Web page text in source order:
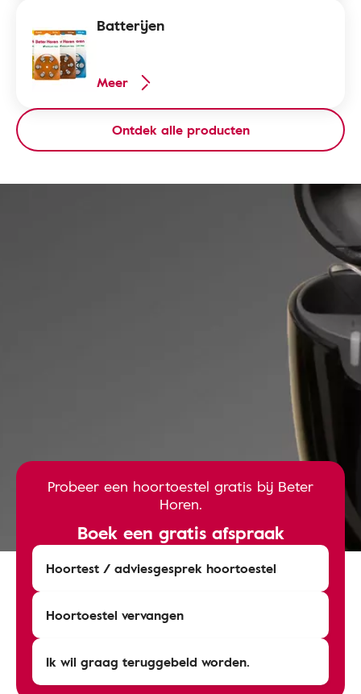
Batterijen
Meer
Ontdek alle producten
Probeer een hoortoestel gratis bij Beter
Horen.
Boek een gratis afspraak
Hoortest / adviesgesprek hoortoestel
Hoortoestel vervangen
Ik wil graag teruggebeld worden.